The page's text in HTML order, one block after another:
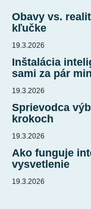
Obavy vs.
kľučke
19.3.2026
Inštalácia
sami za pár
19.3.2026
Sprievodca
krokoch
19.3.2026
Ako funguje
vysvetlenie
19.3.2026